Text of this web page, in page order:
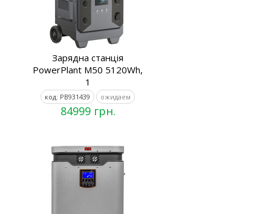
Зарядна станція
PowerPlant M50 5120Wh,
1
код: PB931439 ожидаем
84999 грн.